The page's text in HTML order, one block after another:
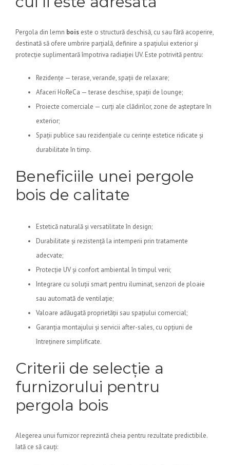
Pergola din lemn bois este o structură deschisă, cu sau fără acoperire,
destinată să ofere umbrire parțială, definire a spațiului exterior și
protecție suplimentară împotriva radiației UV. Este potrivită pentru:
Rezidențe — terase, verande, spații de relaxare;
Afaceri HoReCa — terase deschise, spații de lounge;
Proiecte comerciale — curți ale clădirilor, zone de așteptare în
exterior;
Spații publice sau rezidențiale cu cerințe estetice ridicate și
durabilitate în timp.
Beneficiile unei pergole
bois de calitate
Estetică naturală și versatilitate în design;
Durabilitate și rezistență la intemperii prin tratamente
adecvate;
Protecție UV și confort ambiental în timpul verii;
Integrare cu soluții smart pentru iluminat, senzori de ploaie
sau automată de ventilație;
Valoare adăugată proprietății sau spațiului comercial;
Garanția montajului și servicii after-sales, cu opțiuni de
întreținere simplificate.
Criterii de selecție a
furnizorului pentru
pergola bois
Alegerea unui furnizor reprezintă cheia pentru rezultate predictibile.
Iată ce să cauți: